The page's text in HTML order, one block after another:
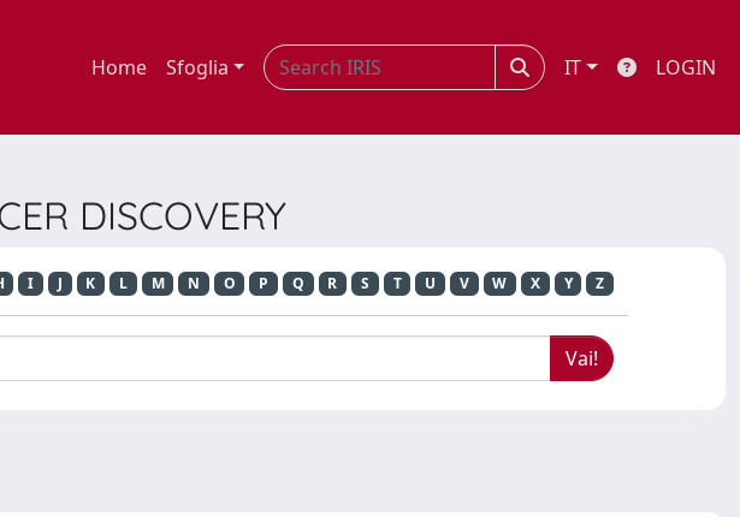
Home Sfoglia IT LOGIN
DISCOVERY
I J K L M N O P Q R S T U V W X Y Z